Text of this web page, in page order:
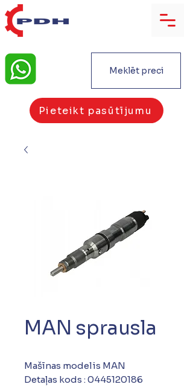
Meklēt preci
Pieteikt pasūtījumu
MAN sprausla
Mašīnas modelis MAN
Detaļas kods : 0445120186